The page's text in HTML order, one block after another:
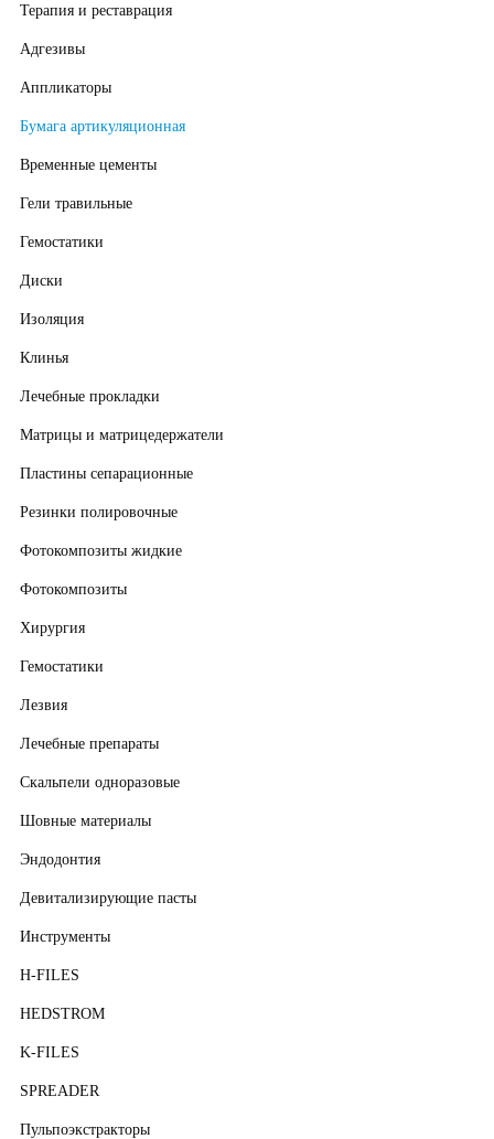
Терапия и реставрация
Адгезивы
Аппликаторы
Бумага артикуляционная
Временные цементы
Гели травильные
Гемостатики
Диски
Изоляция
Клинья
Лечебные прокладки
Матрицы и матрицедержатели
Пластины сепарационные
Резинки полировочные
Фотокомпозиты жидкие
Фотокомпозиты
Хирургия
Гемостатики
Лезвия
Лечебные препараты
Скальпели одноразовые
Шовные материалы
Эндодонтия
Девитализирующие пасты
Инструменты
H-FILES
HEDSTROM
K-FILES
SPREADER
Пульпоэкстракторы